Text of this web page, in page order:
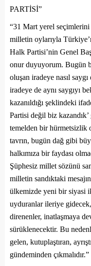
PARTİSİ”
“31 Mart yerel seçimlerini
milletin oylarıyla
Halk Partisi’nin Genel
onur duyuyorum. Bugün
oluşan iradeye nasıl
iradeye de aynı saygıyı
kazanıldığı şeklindeki
Partisi değil biz
temelden bir
tavrın, bugün dağ gibi
halkımıza bir faydası
Şüphesiz millet sözünü
milletin sandıktaki
ülkemizde yeni bir siyasi
uyduranlar ileriye
direnenler, inatlaşmaya
sürüklenecektir. Bu
gelen, kutuplaştıran,
gündeminden çıkmalıdır.”